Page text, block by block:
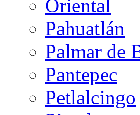
Oriental
Pahuatlán
Palmar de
Pantepec
Petlalcingo